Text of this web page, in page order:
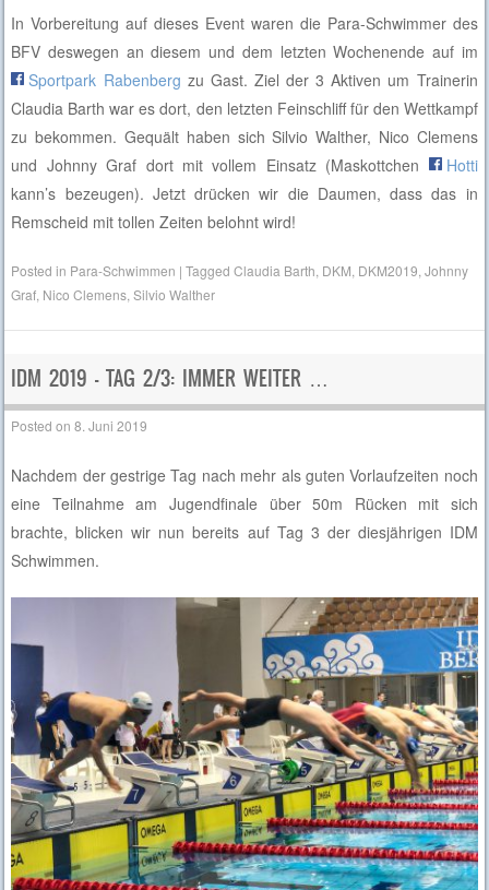
In Vorbereitung auf dieses Event waren die Para-Schwimmer des
BFV deswegen an diesem und dem letzten Wochenende auf im
Sportpark Rabenberg zu Gast. Ziel der 3 Aktiven um Trainerin
Claudia Barth war es dort, den letzten Feinschliff für den Wettkampf
zu bekommen. Gequält haben sich Silvio Walther, Nico Clemens
und Johnny Graf dort mit vollem Einsatz (Maskottchen
Hotti
kann’s bezeugen). Jetzt drücken wir die Daumen, dass das in
Remscheid mit tollen Zeiten belohnt wird!
Posted in Para-Schwimmen |TaggedClaudia Barth DKM DKM2019 ,Johnny
Graf Nico Clemens ,Silvio Walther
IDM 2019 – TAG 2/3: IMMER WEITER …
Posted on8. Juni 2019
Nachdem der gestrige Tag nach mehr als guten Vorlaufzeiten noch
eine Teilnahme am Jugendfinale über 50m Rücken mit sich
brachte, blicken wir nun bereits auf Tag 3 der diesjährigen IDM
Schwimmen.